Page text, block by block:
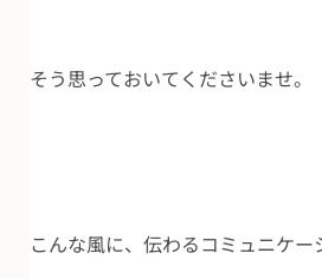
そう思っておいてくださいませ。
こんな風に、伝わるコミュニケー